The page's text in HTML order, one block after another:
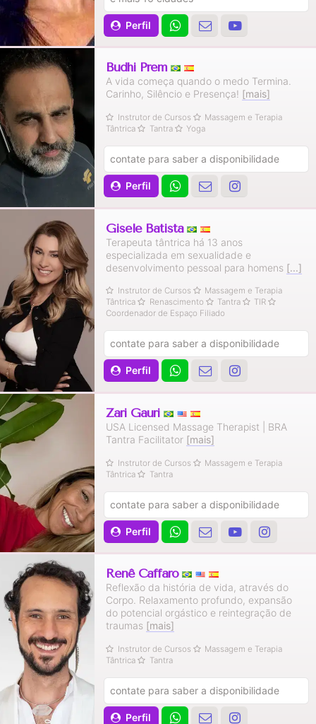
Perfil
Budhi Prem
A vida começa quando o medo Termina.
Carinho, Silêncio e Presença! [mais]
Instrutor de Cursos
Massagem e Terapia
Tântrica
Tantra Yoga
Perfil
contate para saber a disponibilidade
Gisele Batista
Terapeuta tântrica há 13 anos
especializada em sexualidade e
desenvolvimento pessoal para homens [...]
Instrutor de Cursos
Massagem e Terapia
Tântrica
Renascimento Tantra
TIR
Coordenador de Espaço Filiado
Perfil
contate para saber a disponibilidade
Zari Gauri
USA Licensed Massage Therapist | BRA
Tantra Facilitator [mais]
Instrutor de Cursos
Massagem e Terapia
Tântrica
Tantra
Perfil
contate para saber a disponibilidade
Renê Caffaro
Reflexão da história de vida, através do
Corpo. Relaxamento profundo, expansão
do potencial orgástico e reintegração de
traumas [mais]
Instrutor de Cursos
Massagem e Terapia
Tântrica
Tantra
Perfil
contate para saber a disponibilidade